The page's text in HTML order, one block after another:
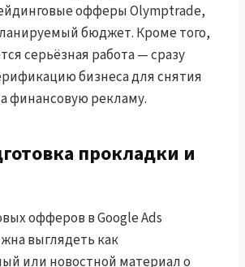
офферы Olymptrade,
бюджет. Кроме того,
серьёзная работа — сразу
бизнеса для снятия
финансовую рекламу.
прокладки и
офферов в Google Ads
выглядеть как
или новостной материал о